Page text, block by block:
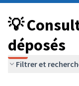
💡
déposés
Filtrer et